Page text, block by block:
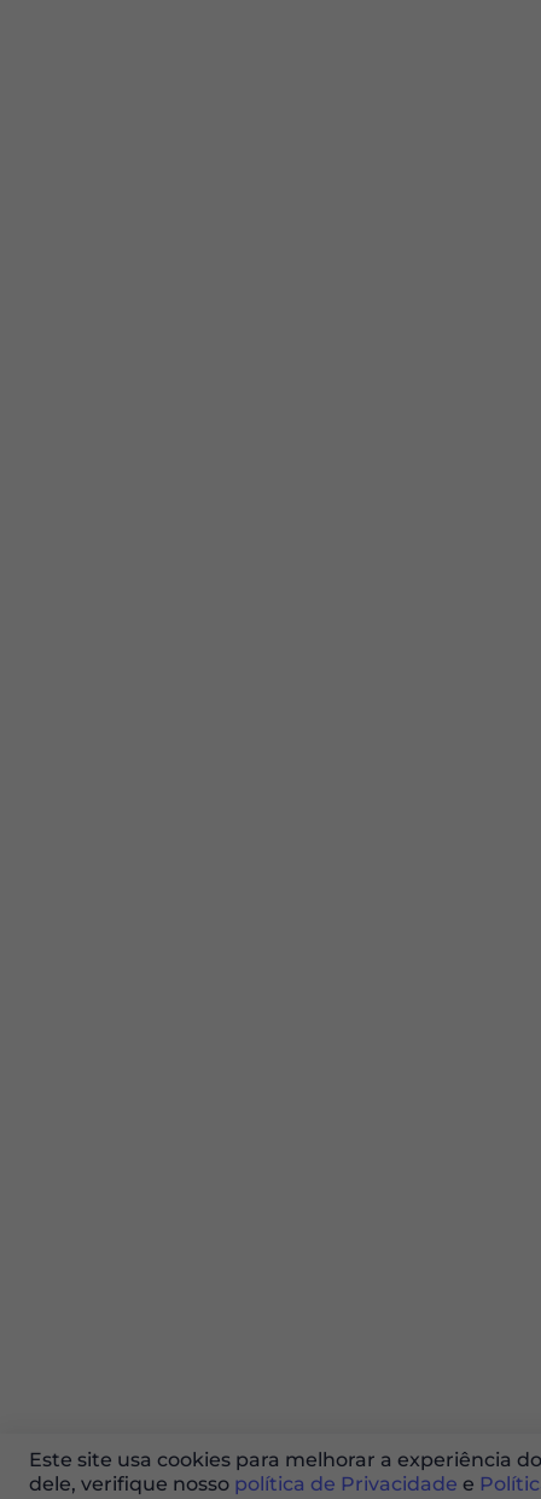
Este site usa cookies para melhorar a experiência
dele, verifique nosso política de Privacidade e